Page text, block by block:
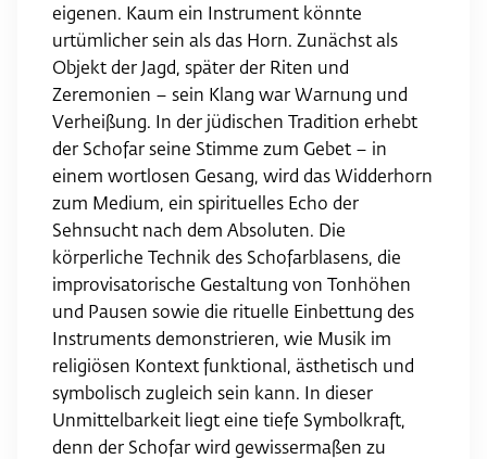
eigenen. Kaum ein Instrument könnte
urtümlicher sein als das Horn. Zunächst als
Objekt der Jagd, später der Riten und
Zeremonien – sein Klang war Warnung und
Verheißung. In der jüdischen Tradition erhebt
der Schofar seine Stimme zum Gebet – in
einem wortlosen Gesang, wird das Widderhorn
zum Medium, ein spirituelles Echo der
Sehnsucht nach dem Absoluten. Die
körperliche Technik des Schofar­blasens, die
improvisatorische Gestaltung von Tonhöhen
und Pausen sowie die rituelle Einbettung des
Instruments demonstrieren, wie Musik im
religiösen Kontext funktional, ästhetisch und
symbolisch zugleich sein kann. In dieser
Unmittelbarkeit liegt eine tiefe Symbolkraft,
denn der Schofar wird gewissermaßen zu